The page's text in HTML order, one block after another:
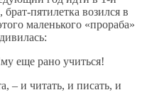
пятилетка возился в
маленького «прораба»
еще рано учиться!
– и читать, и писать, и